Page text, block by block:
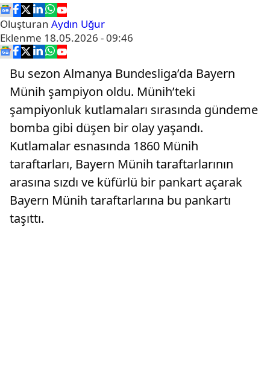
Oluşturan Aydın Uğur
Eklenme 18.05.2026 - 09:46
Bu sezon Almanya Bundesliga’da Bayern
Münih şampiyon oldu. Münih’teki
şampiyonluk kutlamaları sırasında gündeme
bomba gibi düşen bir olay yaşandı.
Kutlamalar esnasında 1860 Münih
taraftarları, Bayern Münih taraftarlarının
arasına sızdı ve küfürlü bir pankart açarak
Bayern Münih taraftarlarına bu pankartı
taşıttı.